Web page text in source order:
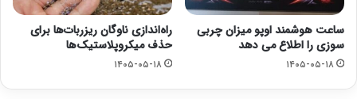
ساعت هوشمند اوپو میزان چربی
سوزی را اطلاع می دهد
۱۴۰۵-۰۵-۱۸
راه‌اندازی ناوگان ریزربات‌ها برای
حذف میکروپلاستیک‌ها
۱۴۰۵-۰۵-۱۸